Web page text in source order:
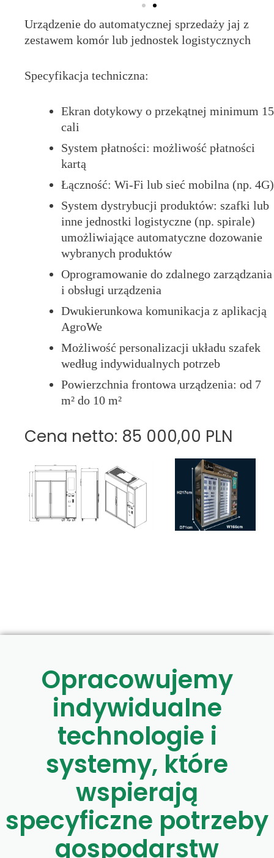
Urządzenie do automatycznej sprzedaży jaj z
zestawem komór lub jednostek logistycznych
Specyfikacja techniczna:
Ekran dotykowy o przekątnej minimum 15
cali
System płatności: możliwość płatności
kartą
Łączność: Wi-Fi lub sieć mobilna (np. 4G)
System dystrybucji produktów: szafki lub
inne jednostki logistyczne (np. spirale)
umożliwiające automatyczne dozowanie
wybranych produktów
Oprogramowanie do zdalnego zarządzania
i obsługi urządzenia
Dwukierunkowa komunikacja z aplikacją
AgroWe
Możliwość personalizacji układu szafek
według indywidualnych potrzeb
Powierzchnia frontowa urządzenia: od 7
m² do 10 m²
Cena netto: 85 000,00 PLN
Opracowujemy
indywidualne
technologie i
systemy, które
wspierają
specyficzne potrzeby
gospodarstw